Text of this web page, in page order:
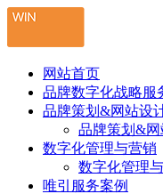
网站首页
品牌数字化战略服
品牌策划&网站设
品牌策划&
数字化管理与营销
数字化管理
唯引服务案例